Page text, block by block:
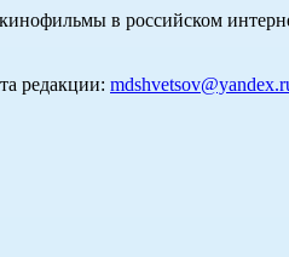
в российском
редакции: